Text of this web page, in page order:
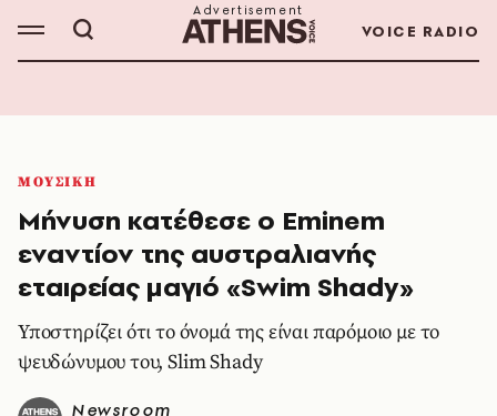
VOICE RADIO
ΜΟΥΣΙΚΗ
Μήνυση κατέθεσε ο Eminem
εναντίον της αυστραλιανής
εταιρείας μαγιό «Swim Shady»
Υποστηρίζει ότι το όνομά της είναι παρόμοιο με το
ψευδώνυμου του, Slim Shady
Newsroom